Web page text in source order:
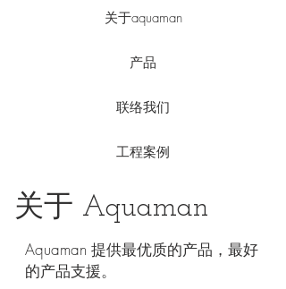
Aquaman 提供最优质的产品，最好
的产品支援。 ​
关于 Aquaman
关于aquaman
产品
联络我们
工程案例